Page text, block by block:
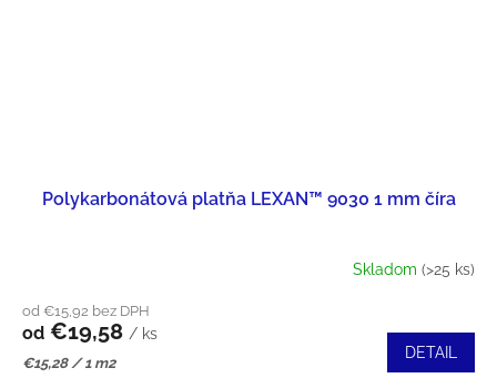
Polykarbonátová platňa LEXAN™ 9030 1 mm číra
Skladom (>25 ks)
od €15,92 bez DPH
od €19,58 / ks
Jednotková
€15,28 / 1 m2
DETAIL